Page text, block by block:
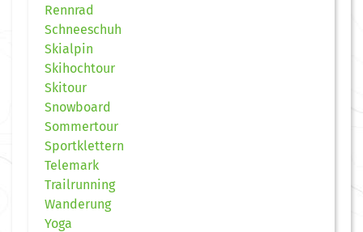
Rennrad
Schneeschuh
Skialpin
Skihochtour
Skitour
Snowboard
Sommertour
Sportklettern
Telemark
Trailrunning
Wanderung
Yoga